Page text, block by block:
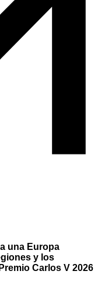
una Europa
y los
Carlos V 2026